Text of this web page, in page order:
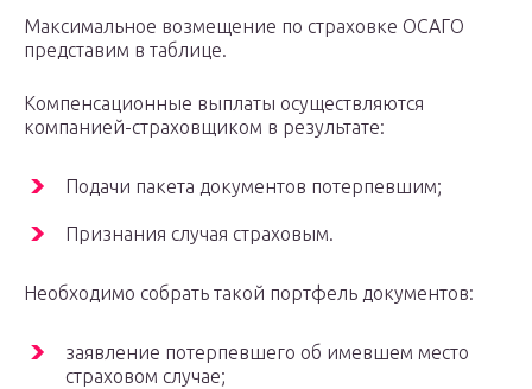
Максимальное возмещение по страховке ОСАГО
представим в таблице.
Компенсационные выплаты осуществляются
компанией-страховщиком в результате:
Подачи пакета документов потерпевшим;
Признания случая страховым.
Необходимо собрать такой портфель документов:
заявление потерпевшего об имевшем место
страховом случае;